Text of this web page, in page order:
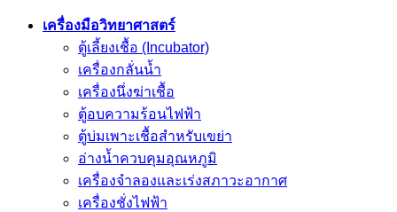
เครื่องมือวิทยาศาสตร์
ตู้เลี้ยงเชื้อ (Incubator)
เครื่องกลั่นน้ำ
เครื่องนึ่งฆ่าเชื้อ
ตู้อบความร้อนไฟฟ้า
ตู้บ่มเพาะเชื้อสำหรับเขย่า
อ่างน้ำควบคุมอุณหภูมิ
เครื่องจำลองและเร่งสภาวะอากาศ
เครื่องชั่งไฟฟ้า